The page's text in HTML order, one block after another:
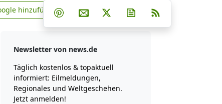
zu Google hinzufügen
hinzufügen Teilen auf Facebook
Teilen auf Whatsapp
Teilen auf Telegram
Teilen auf Pinterest
Per E-Mail teilen
Post auf XNewsletter
Newsletter von news.de
Täglich kostenlos & topaktuell
informiert: Eilmeldungen,
Regionales und Weltgeschehen.
Jetzt anmelden!